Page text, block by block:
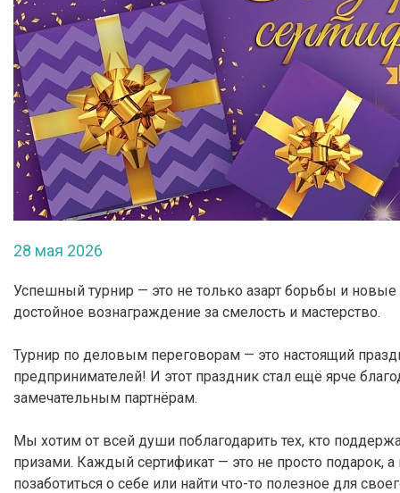
28 мая 2026
Успешный турнир — это не только азарт борьбы и новые
достойное вознаграждение за смелость и мастерство.
Турнир по деловым переговорам — это настоящий
предпринимателей! И этот праздник стал ещё ярче
замечательным партнёрам.
Мы хотим от всей души поблагодарить тех, кто
призами. Каждый сертификат — это не просто подарок,
позаботиться о себе или найти что-то полезное для